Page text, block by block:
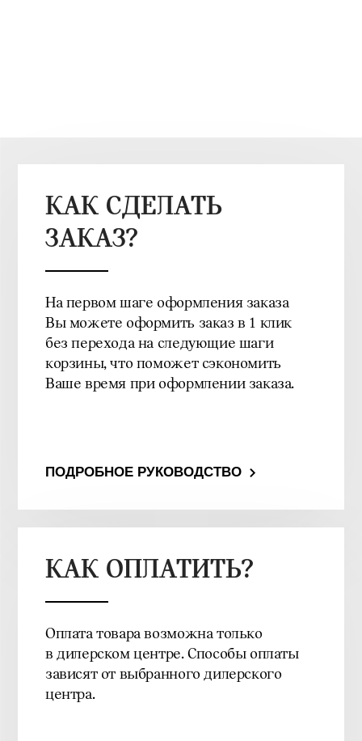
КАК СДЕЛАТЬ
ЗАКАЗ?
На первом шаге оформления заказа
Вы можете оформить заказ в 1 клик
без перехода на следующие шаги
корзины, что поможет сэкономить
Ваше время при оформлении заказа.
ПОДРОБНОЕ РУКОВОДСТВО
КАК ОПЛАТИТЬ?
Оплата товара возможна только
в дилерском центре. Способы оплаты
зависят от выбранного дилерского
центра.